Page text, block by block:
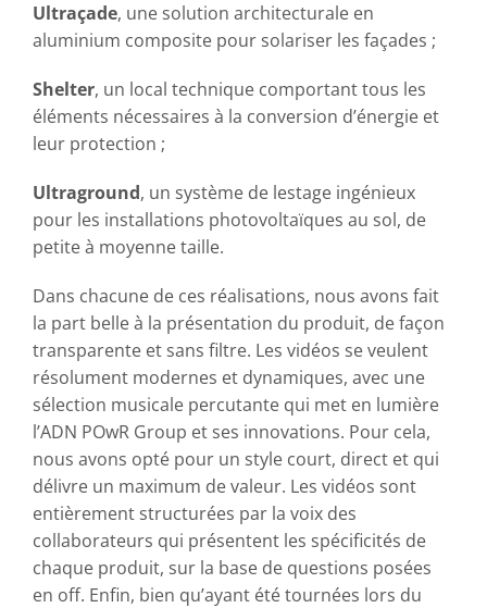
Ultraçade, une solution architecturale en
aluminium composite pour solariser les façades ;
Shelter, un local technique comportant tous les
éléments nécessaires à la conversion d’énergie et
leur protection ;
Ultraground, un système de lestage ingénieux
pour les installations photovoltaïques au sol, de
petite à moyenne taille.
Dans chacune de ces réalisations, nous avons fait
la part belle à la présentation du produit, de façon
transparente et sans filtre. Les vidéos se veulent
résolument modernes et dynamiques, avec une
sélection musicale percutante qui met en lumière
l’ADN POwR Group et ses innovations. Pour cela,
nous avons opté pour un style court, direct et qui
délivre un maximum de valeur. Les vidéos sont
entièrement structurées par la voix des
collaborateurs qui présentent les spécificités de
chaque produit, sur la base de questions posées
en off. Enfin, bien qu’ayant été tournées lors du